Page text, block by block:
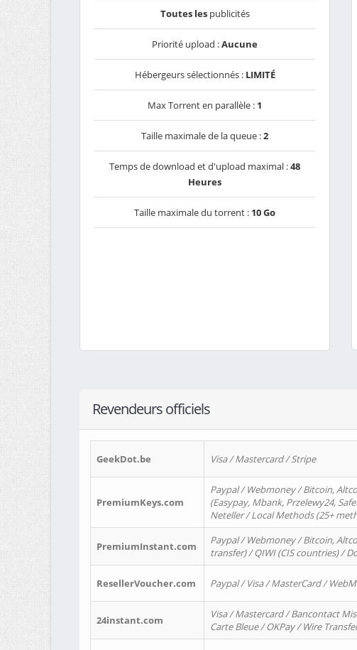
Toutes lespublicités
Priorité upload :Aucune
Hébergeurs sélectionnés : LIMITÉ
Max Torrent en parallèle : 1
Taille maximale de la queue :2
Temps de download et d'upload maximal :48
Heures
Taille maximale du torrent : 10 Go
Revendeurs officiels
GeekDot.be Visa / Mastercard / Stripe
PremiumKeys.com
Paypal / Webmoney / Bitcoin,
(Easypay, Mbank, Przelewy24,
Neteller / Local Methods (25+
PremiumInstant.com
Paypal / Webmoney / Bitcoin,
transfer) / QIWI (CIS countries) /
ResellerVoucher.com Paypal / Visa / MasterCard /
24instant.com
Visa / Mastercard / Bancontact
Carte Bleue / OKPay / Wire